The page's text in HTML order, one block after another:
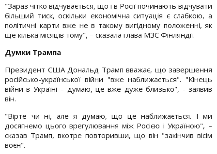
"Зараз чітко відчувається, що і в Росії починають відчувати
більший тиск, оскільки економічна ситуація є слабкою, а
політичні карти вже не в такому вигідному положенні, як
ще кілька місяців тому", – сказала глава МЗС Фінляндії.
Думки Трампа
Президент США Дональд Трамп вважає, що завершення
російсько-української війни "вже наближається". "Кінець
війни в Україні – думаю, це вже дуже близько", - заявив
він.
"Вірте чи ні, але я думаю, що це наближається. І ми
досягнемо цього врегулювання між Росією і Україною", –
сказав Трамп, вкотре повторивши, що він "закінчив вісім
воєн".